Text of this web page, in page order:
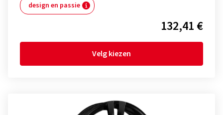
design en passie
132,41 €
Velg kiezen